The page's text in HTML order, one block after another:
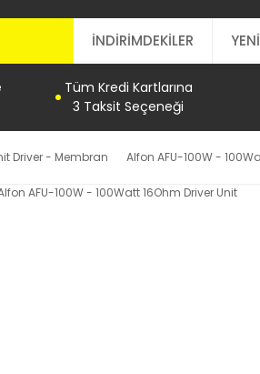
İNDİRİMDEKİLER
Tüm Kredi Kartlarına
3 Taksit Seçeneği
Driver - Membran Alfon AFU-100W -